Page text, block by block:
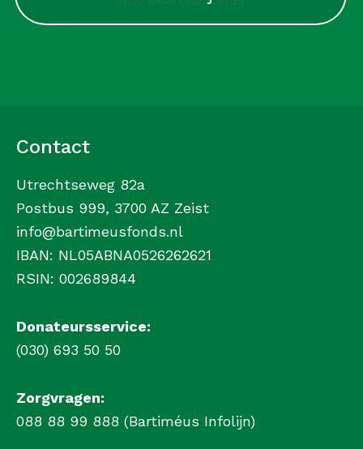
Contact
Utrechtseweg 82a
Postbus 999, 3700 AZ Zeist
info@bartimeusfonds.nl
IBAN: NL05ABNA0526262621
RSIN: 002689844
Donateursservice:
(030) 693 50 50
Zorgvragen:
088 88 99 888 (Bartiméus Infolijn)